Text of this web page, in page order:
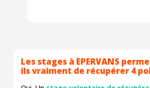
Les stages à EPERVANS
ils vraiment de récupérer 4